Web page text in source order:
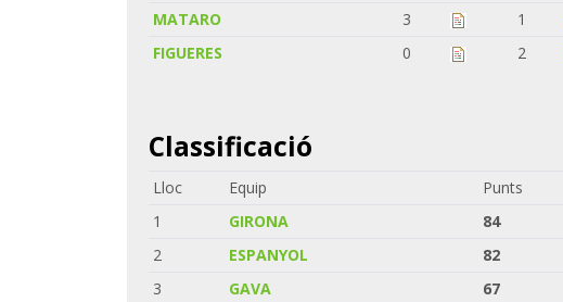
MATARO
3 1
FIGUERES
0 2
Classificació
Lloc Equip Punts
1
GIRONA 84
2
ESPANYOL 82
3
GAVA 67